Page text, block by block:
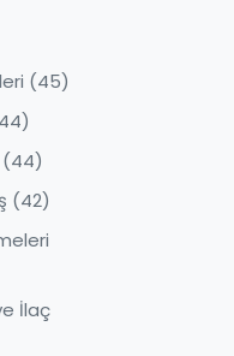
(45)
(44)
(42)
İlaç